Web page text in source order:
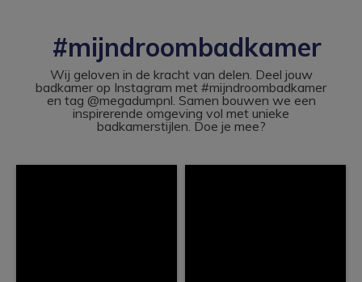
#mijndroombadkamer
Wij geloven in de kracht van delen. Deel jouw
badkamer op Instagram met #mijndroombadkamer
en tag @megadumpnl. Samen bouwen we een
inspirerende omgeving vol met unieke
badkamerstijlen. Doe je mee?